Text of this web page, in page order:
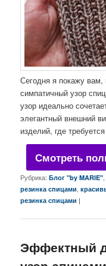
Сегодня я покажу вам,
симпатичный узор
узор идеально
элегантный внешний
изделий, где
Смотреть
Рубрика: Блог "by MARIE"
резинка спицами ,
резинка спицами |
Эффектный